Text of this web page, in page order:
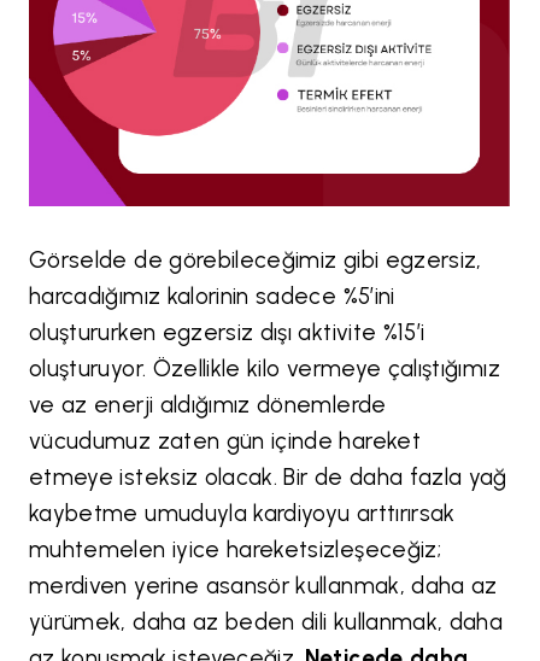
Görselde de görebileceğimiz gibi egzersiz,
harcadığımız kalorinin sadece %5’ini
oluştururken egzersiz dışı aktivite %15’i
oluşturuyor. Özellikle kilo vermeye çalıştığımız
ve az enerji aldığımız dönemlerde
vücudumuz zaten gün içinde hareket
etmeye isteksiz olacak. Bir de daha fazla yağ
kaybetme umuduyla kardiyoyu arttırırsak
muhtemelen iyice hareketsizleşeceğiz;
merdiven yerine asansör kullanmak, daha az
yürümek, daha az beden dili kullanmak, daha